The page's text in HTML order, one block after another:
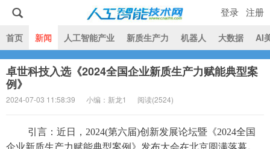
人工智能技术网
首页 新闻 人工智能产业 新质生产力 机器人 大数据 AI
登录 注册
卓世科技入选《2024全国企业新质生产力赋能典型案
例》
2024-07-03 11:58:39 小编：新龙1 阅读(2524)
引言：近日，2024(第六届)创新发展论坛暨《2024全国
企业新质生产力赋能典型案例》发布大会在北京圆满落幕。